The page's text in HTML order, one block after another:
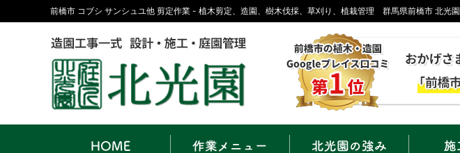
前橋市 コブシ サンシュユ他 剪定作業 - 植木剪定、造園、樹木伐採、草刈り、植栽管理 群馬県前橋市 北光園